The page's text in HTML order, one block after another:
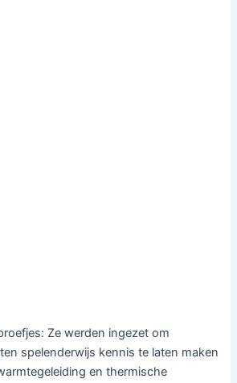
Ze werden ingezet om
spelenderwijs kennis te laten maken
en thermische